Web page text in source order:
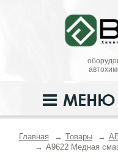
МЕНЮ
Главная Товары
A9622 Медная